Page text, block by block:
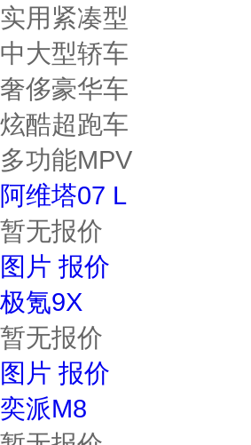
实用紧凑型
中大型轿车
奢侈豪华车
炫酷超跑车
多功能MPV
阿维塔07 L
暂无报价
图片 报价
极氪9X
暂无报价
图片 报价
奕派M8